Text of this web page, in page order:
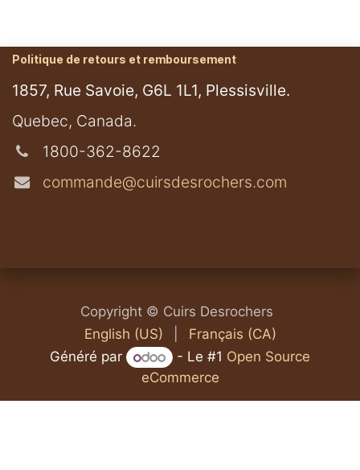
Politique de retours et remboursement
1857, Rue Savoie, G6L 1L1, Plessisville.
​Quebec, Canada.
1800-362-8622
commande@cuirsdesrochers.com
Copyright © Cuirs Desrochers
English (US)
Français (CA)
Généré par
- Le #1 Open Source
eCommerce